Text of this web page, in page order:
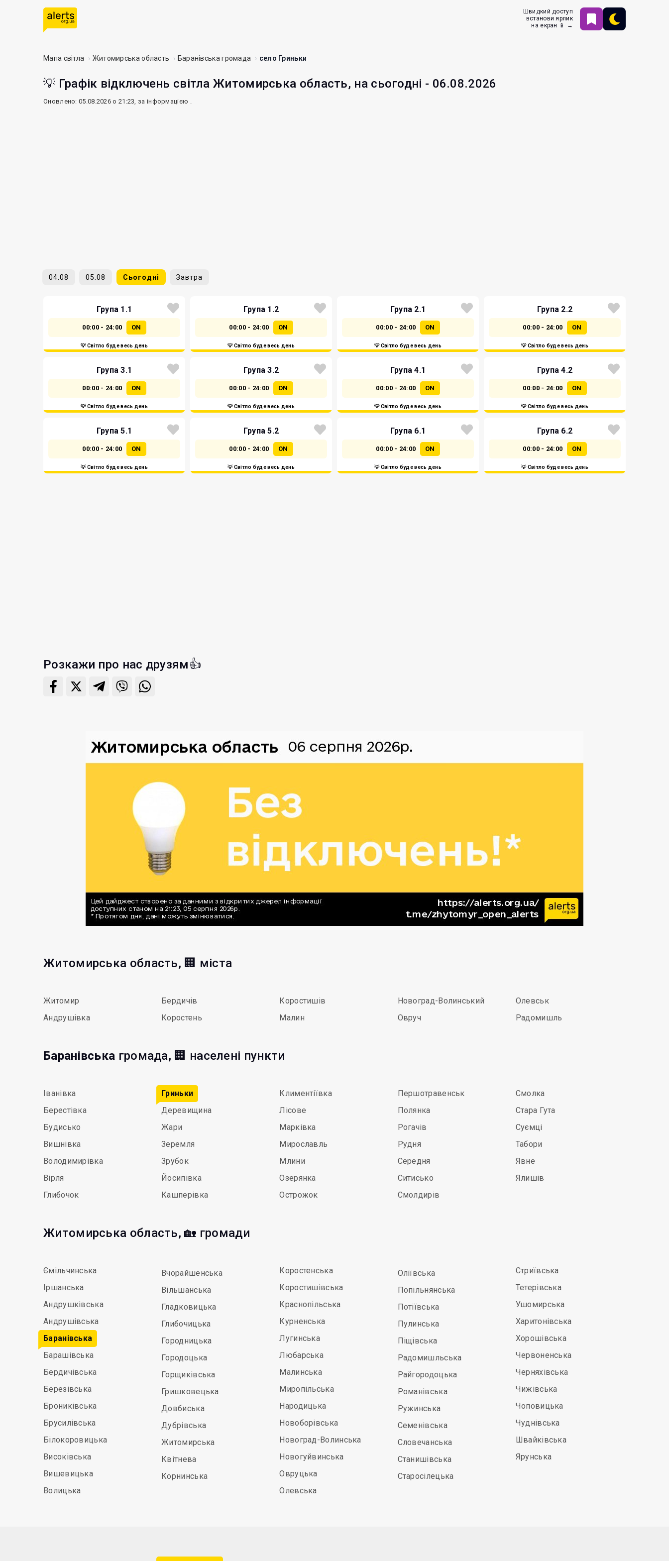
Швидкий доступ
встанови ярлик
на екран 📱 →
Мапа світла Житомирська область Баранівська громада село Гриньки
💡 Графік відключень світла Житомирська область, на сьогодні - 06.08.2026
Оновлено: 05.08.2026 о 21:23, за інформацією .
04.08 05.08 Сьогодні Завтра
Група 1.1
00:00 - 24:00 ON
💡 Світло буде весь день
Група 1.2
00:00 - 24:00 ON
💡 Світло буде весь день
Група 2.1
00:00 - 24:00 ON
💡 Світло буде весь день
Група 2.2
00:00 - 24:00 ON
💡 Світло буде весь день
Група 3.1
00:00 - 24:00 ON
💡 Світло буде весь день
Група 3.2
00:00 - 24:00 ON
💡 Світло буде весь день
Група 4.1
00:00 - 24:00 ON
💡 Світло буде весь день
Група 4.2
00:00 - 24:00 ON
💡 Світло буде весь день
Група 5.1
00:00 - 24:00 ON
💡 Світло буде весь день
Група 5.2
00:00 - 24:00 ON
💡 Світло буде весь день
Група 6.1
00:00 - 24:00 ON
💡 Світло буде весь день
Група 6.2
00:00 - 24:00 ON
💡 Світло буде весь день
Розкажи про нас друзям👍
Житомирська область, 🏢 міста
Житомир
Андрушівка
Бердичів
Коростень
Коростишів
Малин
Новоград-Волинський
Овруч
Олевськ
Радомишль
Баранівська громада, 🏢 населені пункти
Іванівка
Берестівка
Будисько
Вишнівка
Володимирівка
Вірля
Глибочок
Гриньки
Деревищина
Жари
Зеремля
Зрубок
Йосипівка
Кашперівка
Климентіївка
Лісове
Марківка
Мирославль
Млини
Озерянка
Острожок
Першотравенськ
Полянка
Рогачів
Рудня
Середня
Ситисько
Смолдирів
Смолка
Стара Гута
Суємці
Табори
Явне
Ялишів
Житомирська область, 🏡 громади
Ємільчинська
Іршанська
Андрушківська
Андрушівська
Баранівська
Барашівська
Бердичівська
Березівська
Брониківська
Брусилівська
Білокоровицька
Високівська
Вишевицька
Волицька
Вчорайшенська
Вільшанська
Гладковицька
Глибочицька
Городницька
Городоцька
Горщиківська
Гришковецька
Довбиська
Дубрівська
Житомирська
Квітнева
Корнинська
Коростенська
Коростишівська
Краснопільська
Курненська
Лугинська
Любарська
Малинська
Миропільська
Народицька
Новоборівська
Новоград-Волинська
Новогуйвинська
Овруцька
Олевська
Оліївська
Попільнянська
Потіївська
Пулинська
Піщівська
Радомишльська
Райгородоцька
Романівська
Ружинська
Семенівська
Словечанська
Станишівська
Старосілецька
Стриївська
Тетерівська
Ушомирська
Харитонівська
Хорошівська
Червоненська
Черняхівська
Чижівська
Чоповицька
Чуднівська
Швайківська
Ярунська